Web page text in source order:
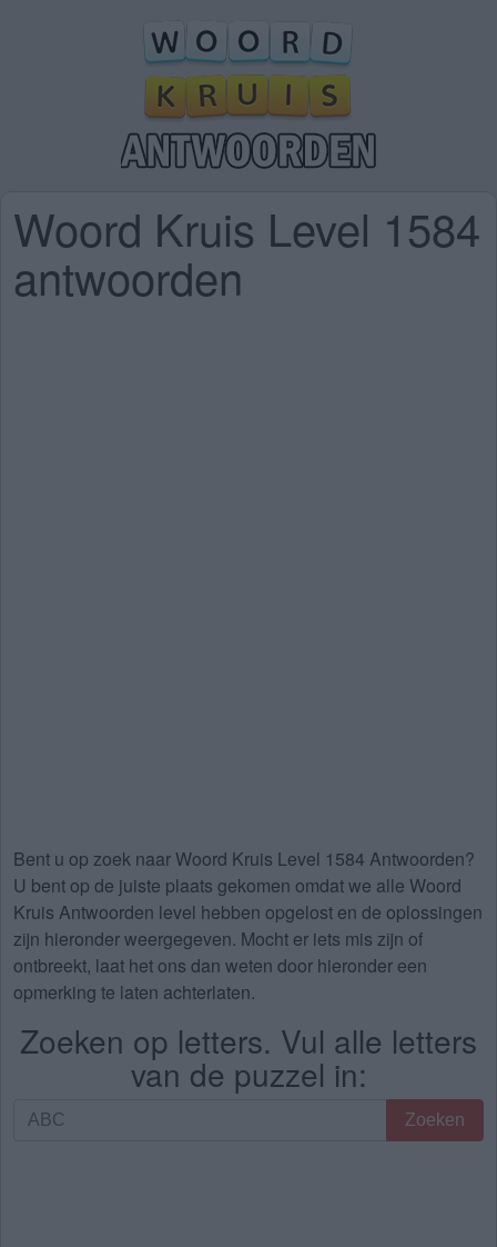
Woord Kruis Level 1584
antwoorden
Bent u op zoek naarWoord Kruis Level 1584 Antwoorden?
U bent op de juiste plaats gekomen omdat we alle Woord
Kruis Antwoorden level hebben opgelost en de oplossingen
zijn hieronder weergegeven. Mocht er iets mis zijn of
ontbreekt, laat het ons dan weten door hieronder een
opmerking te laten achterlaten.
Zoeken op letters. Vul alle letters
van de puzzel in:
Zoeken
Zoeken